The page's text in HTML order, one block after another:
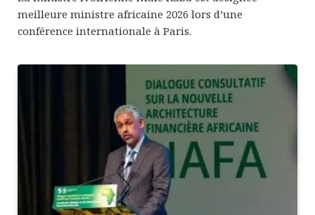
meilleure ministre africaine 2026 lors d’une
conférence internationale à Paris.